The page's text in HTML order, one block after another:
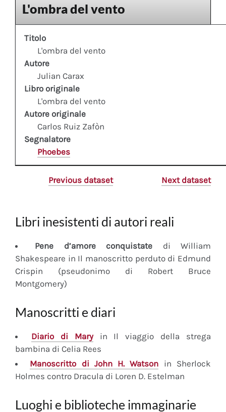
L'ombra del vento
Titolo
L'ombra del vento
Autore
Julian Carax
Libro originale
L'ombra del vento
Autore originale
Carlos Ruiz Zafòn
Segnalatore
Phoebes
Previous dataset Next dataset
Libri inesistenti di autori reali
Pene d’amore conquistate di William
Shakespeare in Il manoscritto perduto di Edmund
Crispin (pseudonimo di Robert Bruce
Montgomery)
Manoscritti e diari
Diariodi Maryin Il viaggio della strega
bambina di Celia Rees
Manoscritto di John H. Watson in Sherlock
Holmes contro Dracula di Loren D. Estelman
Luoghi e biblioteche immaginarie